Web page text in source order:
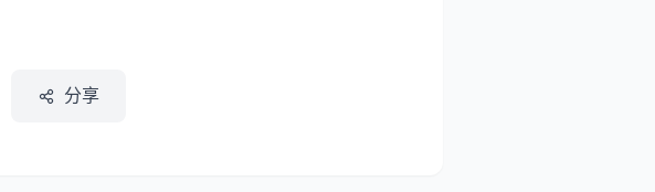
分享